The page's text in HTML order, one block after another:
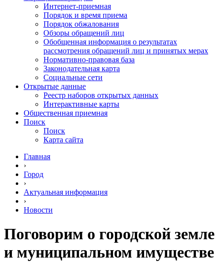
Интернет-приемная
Порядок и время приема
Порядок обжалования
Обзоры обращений лиц
Обобщенная информация о результатах
рассмотрения обращений лиц и принятых мерах
Нормативно-правовая база
Законодательная карта
Социальные сети
Открытые данные
Реестр наборов открытых данных
Интерактивные карты
Общественная приемная
Поиск
Поиск
Карта сайта
Главная
›
Город
›
Актуальная информация
›
Новости
Поговорим о городской земле
и муниципальном имуществе